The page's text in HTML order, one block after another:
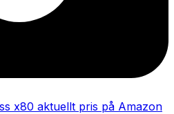
x80 aktuellt pris på Amazon